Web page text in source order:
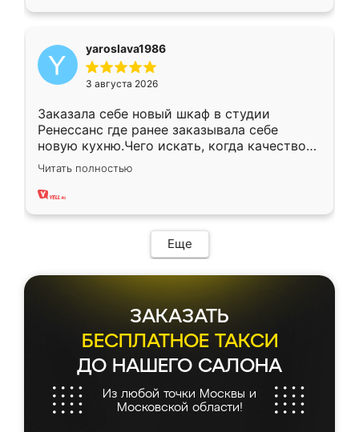
yaroslava1986
3 августа 2026
Заказала себе новый шкаф в студии
Ренессанс где ранее заказывала себе
новую кухню.Чего искать, когда качеством
вполне довольна. Служит кухня уже почти
два года, нареканий нет.
Читать полностью
Еще
ЗАКАЗАТЬ
БЕСПЛАТНОЕ ТАКСИ
ДО НАШЕГО САЛОНА
Из любой точки Москвы и
Московской области!